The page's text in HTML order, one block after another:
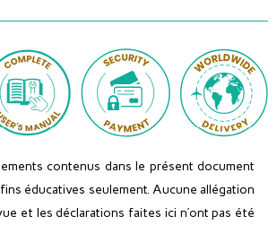
contenus dans le présent document
éducatives seulement. Aucune allégation
et les déclarations faites ici n’ont pas été